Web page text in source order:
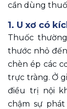
cần dùng
1. U xơ có
Thuốc
thước nhỏ
chèn ép các
trực tràng. Ở
điều trị nội
chậm sự